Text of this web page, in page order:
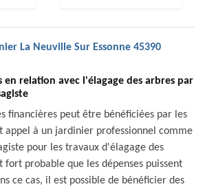
La Neuville Sur Essonne 45390
en relation avec l'élagage des arbres par
financières peut être bénéficiées par les
appel à un jardinier professionnel comme
pour les travaux d'élagage des
fort probable que les dépenses puissent
ce cas, il est possible de bénéficier des